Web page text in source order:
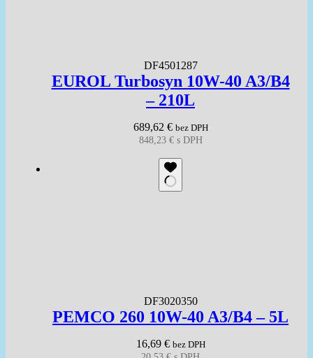
DF4501287
EUROL Turbosyn 10W-40 A3/B4
– 210L
689,62 € bez DPH
848,23 €s DPH
DF3020350
PEMCO 260 10W-40 A3/B4 – 5L
16,69 € bez DPH